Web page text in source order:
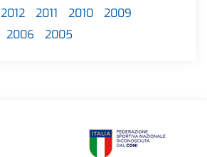
2012 2011 2010
2009
2006 2005